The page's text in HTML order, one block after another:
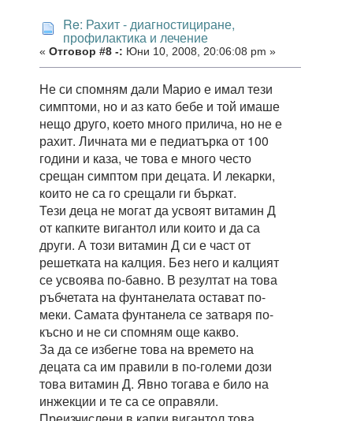
Re: Рахит - диагностициране,
профилактика и лечение
« Отговор #8 -: Юни 10, 2008, 20:06:08 pm »
Не си спомням дали Марио е имал тези
симптоми, но и аз като бебе и той имаше
нещо друго, което много прилича, но не е
рахит. Личната ми е педиатърка от 100
години и каза, че това е много често
срещан симптом при децата. И лекарки,
които не са го срещали ги бъркат.
Тези деца не могат да усвоят витамин Д
от капките вигантол или които и да са
други. А този витамин Д си е част от
решетката на калция. Без него и калцият
се усвоява по-бавно. В резултат на това
ръбчетата на фунтанелата остават по-
меки. Самата фунтанела се затваря по-
късно и не си спомням още какво.
За да се избегне това на времето на
децата са им правили в по-големи дози
това витамин Д. Явно тогава е било на
инжекции и те са се оправяли.